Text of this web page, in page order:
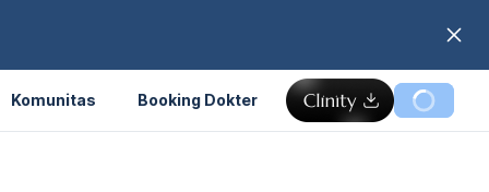
Komunitas Booking Dokter